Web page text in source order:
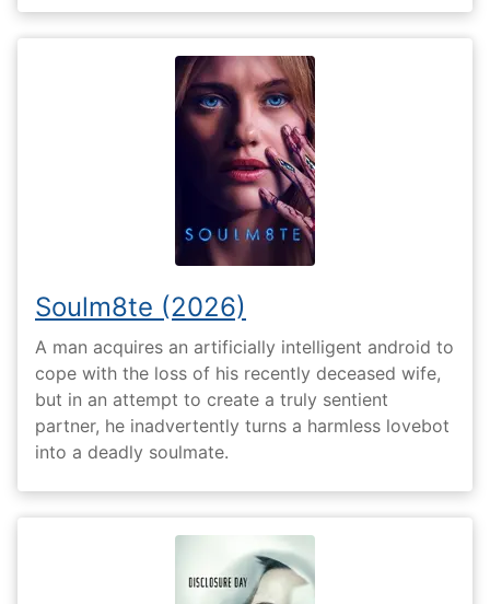
Soulm8te (2026)
A man acquires an artificially intelligent android to
cope with the loss of his recently deceased wife,
but in an attempt to create a truly sentient
partner, he inadvertently turns a harmless lovebot
into a deadly soulmate.